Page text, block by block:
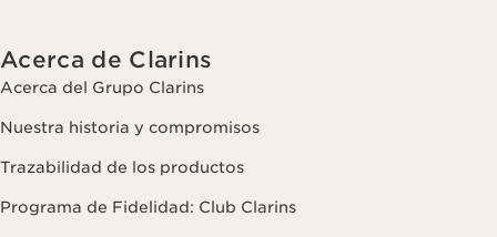
Acerca de Clarins
Acerca del Grupo Clarins
Nuestra historia y compromisos
Trazabilidad de los productos
Programa de Fidelidad: Club Clarins